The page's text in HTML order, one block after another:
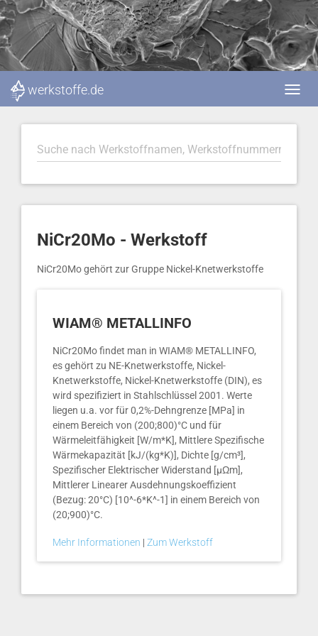
werkstoffe.de
NiCr20Mo - Werkstoff
NiCr20Mo gehört zur Gruppe Nickel-Knetwerkstoffe
WIAM® METALLINFO
NiCr20Mo findet man in WIAM® METALLINFO,
es gehört zu NE-Knetwerkstoffe, Nickel-
Knetwerkstoffe, Nickel-Knetwerkstoffe (DIN), es
wird spezifiziert in Stahlschlüssel 2001. Werte
liegen u.a. vor für 0,2%-Dehngrenze [MPa] in
einem Bereich von (200;800)°C und für
Wärmeleitfähigkeit [W/m*K], Mittlere Spezifische
Wärmekapazität [kJ/(kg*K)], Dichte [g/cm³],
Spezifischer Elektrischer Widerstand [µΩm],
Mittlerer Linearer Ausdehnungskoeffizient
(Bezug: 20°C) [10^-6*K^-1] in einem Bereich von
(20;900)°C.
Mehr Informationen | Zum Werkstoff